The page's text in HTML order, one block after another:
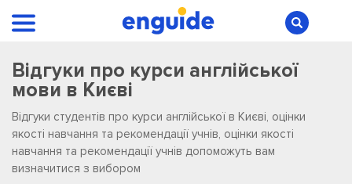
Відгуки про курси англійської
мови в Києві
Відгуки студентів про курси англійської в Києві, оцінки
якості навчання та рекомендації учнів, оцінки якості
навчання та рекомендації учнів допоможуть вам
визначитися з вибором